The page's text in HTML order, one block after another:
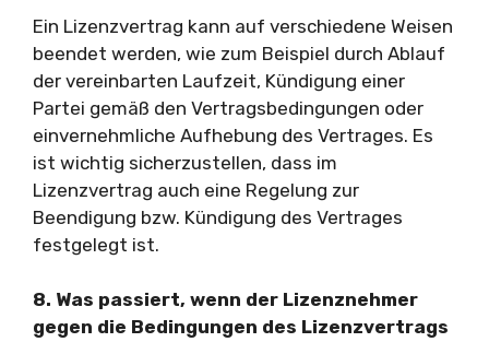
Ein Lizenzvertrag kann auf verschiedene Weisen
beendet werden, wie zum Beispiel durch Ablauf
der vereinbarten Laufzeit, Kündigung einer
Partei gemäß den Vertragsbedingungen oder
einvernehmliche Aufhebung des Vertrages. Es
ist wichtig sicherzustellen, dass im
Lizenzvertrag auch eine Regelung zur
Beendigung bzw. Kündigung des Vertrages
festgelegt ist.
8. Was passiert, wenn der Lizenznehmer
gegen die Bedingungen des Lizenzvertrags